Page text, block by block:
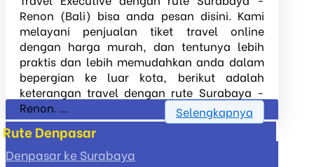
Renon (Bali) bisa anda pesan disini. Kami
melayani penjualan tiket travel online
dengan harga murah, dan tentunya lebih
praktis dan lebih memudahkan anda dalam
bepergian ke luar kota, berikut adalah
keterangan travel dengan rute Surabaya -
Renon. ...
Selengkapnya
Rute Denpasar
Denpasar ke Surabaya